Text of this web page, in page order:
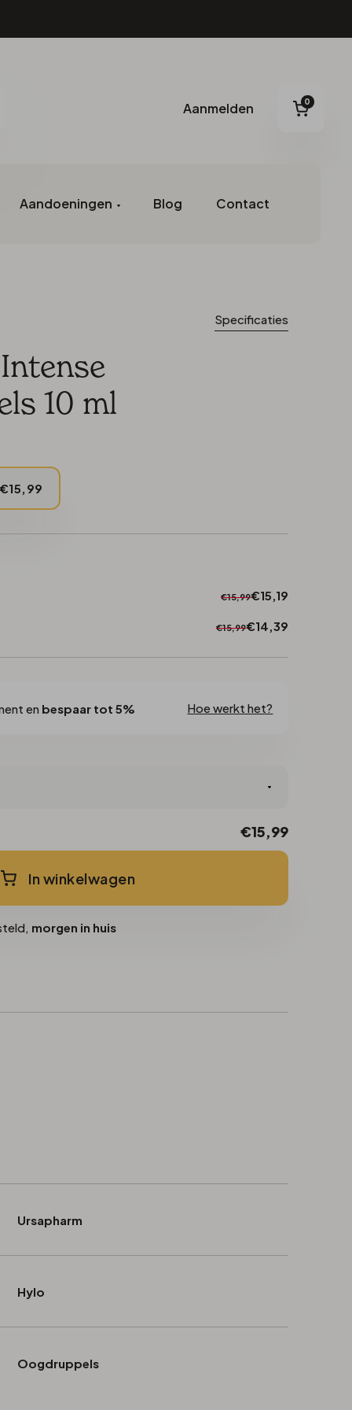
AanmeldenAanmelden
0
Specificaties
10 ml
€15,99
€15,99€15,19
€15,99€14,39
en bespaar tot 5% Hoe werkt het?
€15,99
In winkelwagen
morgen in huis
Ursapharm
Hylo
Oogdruppels